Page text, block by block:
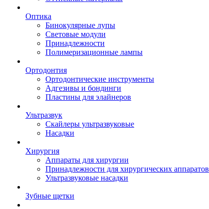
Оптика
Бинокулярные лупы
Световые модули
Принадлежности
Полимеризационные лампы
Ортодонтия
Ортодонтические инструменты
Адгезивы и бондинги
Пластины для элайнеров
Ультразвук
Скайлеры ультразвуковые
Насадки
Хирургия
Аппараты для хирургии
Принадлежности для хирургических аппаратов
Ультразвуковые насадки
Зубные щетки